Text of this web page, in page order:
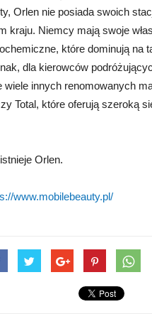
Orlen nie posiada swoich
kraju. Niemcy mają swoje
które dominują na
dla kierowców
wiele innych renomowanych
Total, które oferują szeroką
Orlen.
www.mobilebeauty.pl/